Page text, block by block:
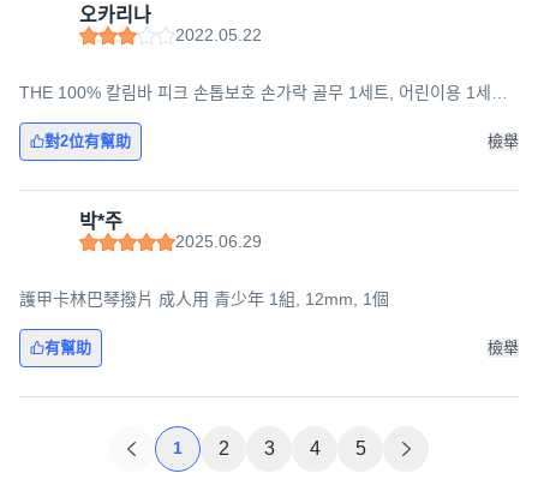
오카리나
2022.05.22
THE 100% 칼림바 피크 손톱보호 손가락 골무 1세트, 어린이용 1세트
對2位有幫助 檢舉
박*주
2025.06.29
護甲卡林巴琴撥片 成人用 青少年 1組, 12mm, 1個
有幫助 檢舉
1 2 3 4 5